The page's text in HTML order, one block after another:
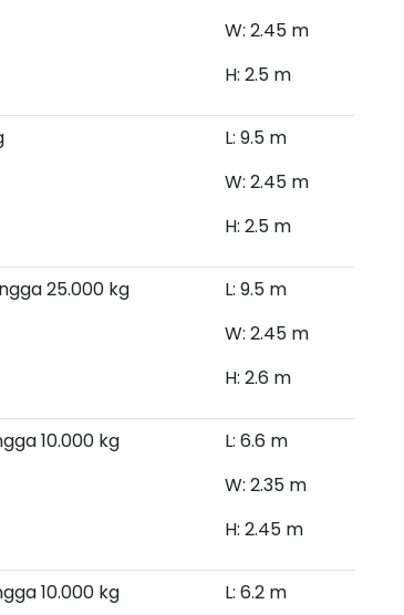
W: 2.45 m
H: 2.5 m
L: 9.5 m
W: 2.45 m
H: 2.5 m
25.000 kg
L: 9.5 m
W: 2.45 m
H: 2.6 m
10.000 kg
L: 6.6 m
W: 2.35 m
H: 2.45 m
10.000 kg L: 6.2 m